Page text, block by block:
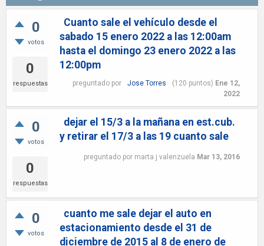
0
votos
0
respuestas
Cuanto sale el vehículo desde el
sabado 15 enero 2022 a las 12:00am
hasta el domingo 23 enero 2022 a las
12:00pm
preguntado por Jose Torres (120 puntos) Ene 12,
2022
0
votos
0
respuestas
dejar el 15/3 a la mañana en est.cub.
y retirar el 17/3 a las 19 cuanto sale
preguntado por marta j valenzuela Mar 13, 2016
0
votos
cuanto me sale dejar el auto en
estacionamiento desde el 31 de
diciembre de 2015 al 8 de enero de